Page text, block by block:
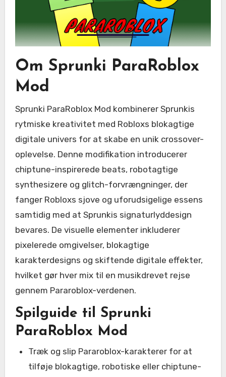
Om Sprunki ParaRoblox
Mod
Sprunki ParaRoblox Mod kombinerer Sprunkis
rytmiske kreativitet med Robloxs blokagtige
digitale univers for at skabe en unik crossover-
oplevelse. Denne modifikation introducerer
chiptune-inspirerede beats, robotagtige
synthesizere og glitch-forvrængninger, der
fanger Robloxs sjove og uforudsigelige essens
samtidig med at Sprunkis signaturlyddesign
bevares. De visuelle elementer inkluderer
pixelerede omgivelser, blokagtige
karakterdesigns og skiftende digitale effekter,
hvilket gør hver mix til en musikdrevet rejse
gennem Pararoblox-verdenen.
Spilguide til Sprunki
ParaRoblox Mod
Træk og slip Pararoblox-karakterer for at
tilføje blokagtige, robotiske eller chiptune-